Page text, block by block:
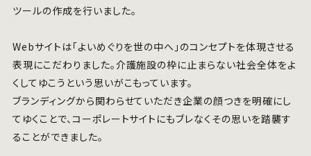
ツールの作成を行いました。
Webサイトは「よいめぐりを世の中へ」のコンセプトを体現させる
表現にこだわりました。介護施設の枠に止まらない社会全体をよ
くしてゆこうという思いがこもっています。
ブランディングから関わらせていただき企業の顔つきを明確にし
てゆくことで、コーポレートサイトにもブレなくその思いを踏襲す
ることができました。